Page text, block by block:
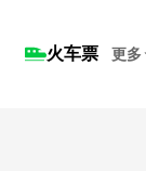
火车票 更多